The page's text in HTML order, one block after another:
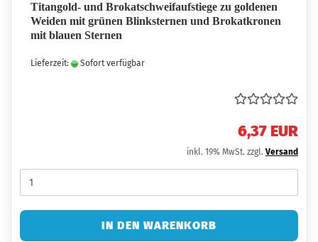
Titangold- und Brokatschweifaufstiege zu goldenen
Weiden mit grünen Blinksternen und Brokatkronen
mit blauen Sternen
Lieferzeit: Sofort verfügbar
6,37 EUR
inkl. 19% MwSt. zzgl. Versand
IN DEN WARENKORB